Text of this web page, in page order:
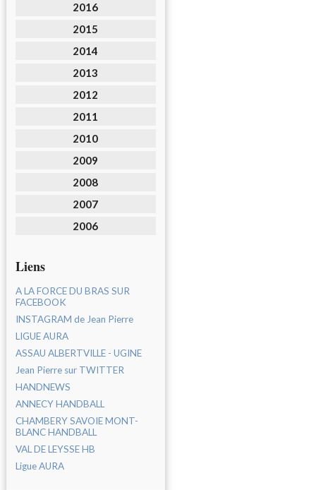
2016
2015
2014
2013
2012
2011
2010
2009
2008
2007
2006
Liens
A LA FORCE DU BRAS SUR
FACEBOOK
INSTAGRAM de Jean Pierre
LIGUE AURA
ASSAU ALBERTVILLE - UGINE
Jean Pierre sur TWITTER
HANDNEWS
ANNECY HANDBALL
CHAMBERY SAVOIE MONT-
BLANC HANDBALL
VAL DE LEYSSE HB
Ligue AURA